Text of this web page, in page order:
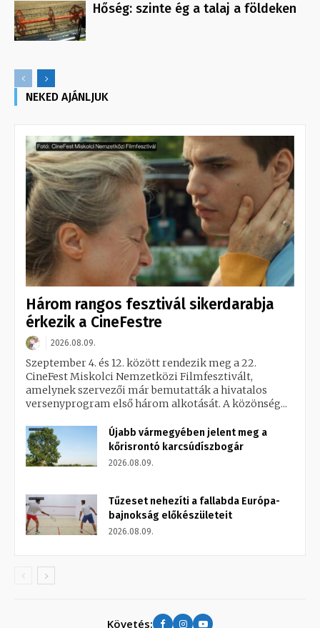
Hőség: szinte ég a talaj a földeken
NEKED AJÁNLJUK
Három rangos fesztivál sikerdarabja
érkezik a CineFestre
2026.08.09.
Szeptember 4. és 12. között rendezik meg a 22.
CineFest Miskolci Nemzetközi Filmfesztivált,
amelynek szervezői már bemutatták a hivatalos
versenyprogram első három alkotását. A közönség...
Újabb vármegyében jelent meg a
kőrisrontó karcsúdíszbogár
2026.08.09.
Tűzeset nehezíti a fallabda Európa-
bajnokság előkészületeit
2026.08.09.
Követés: